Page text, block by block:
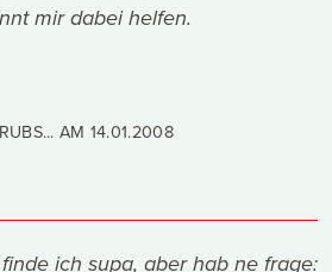
mir dabei helfen.
AM 14.01.2008
ich supa, aber hab ne frage: